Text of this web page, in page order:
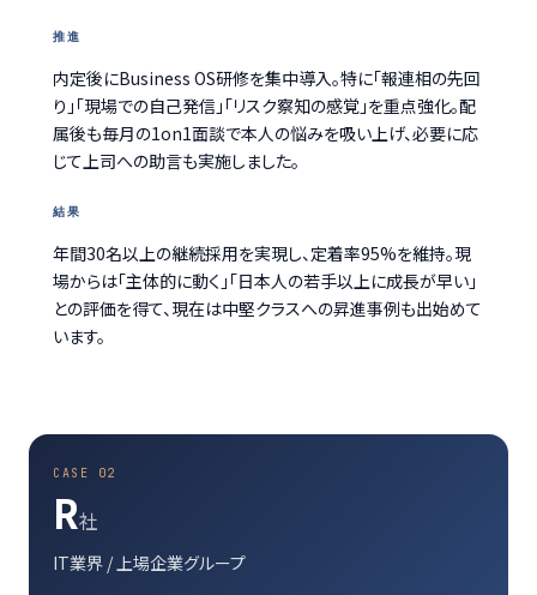
推進
内定後にBusiness OS研修を集中導入。特に「報連相の先回
り」「現場での自己発信」「リスク察知の感覚」を重点強化。配
属後も毎月の1on1面談で本人の悩みを吸い上げ、必要に応
じて上司への助言も実施しました。
結果
年間30名以上の継続採用を実現し、定着率95%を維持。現
場からは「主体的に動く」「日本人の若手以上に成長が早い」
との評価を得て、現在は中堅クラスへの昇進事例も出始めて
います。
CASE 02
R社
IT業界 / 上場企業グループ